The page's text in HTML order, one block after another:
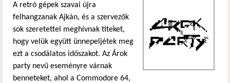
A retró gépek szavai újra
felhangzanak Ajkán, és a szervezők
sok szeretettel meghívnak titeket,
hogy velük együtt ünnepeljétek meg
ezt a csodálatos időszakot. Az Árok
party nevű eseményre várnak
benneteket, ahol a Commodore 64,